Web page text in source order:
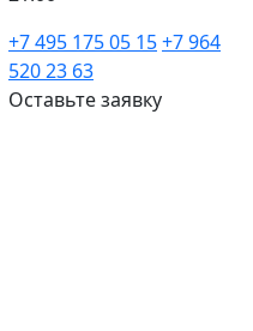
+7 495 175 05 15+7 964
520 23 63
Оставьте заявку